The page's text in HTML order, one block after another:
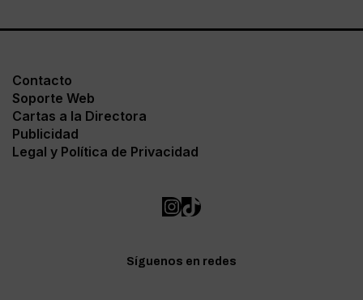
Contacto
Soporte Web
Cartas a la Directora
Publicidad
Legal y Política de Privacidad
Síguenos en redes